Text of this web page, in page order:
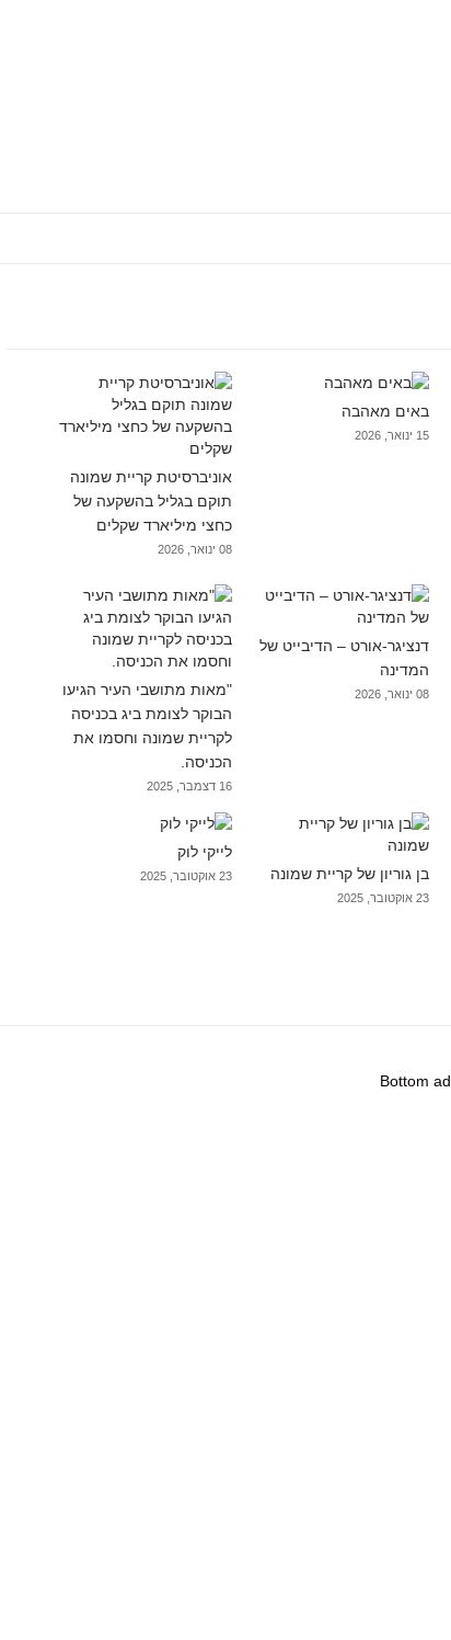
באים מאהבה
15 ינואר, 2026
אוניברסיטת קריית שמונה
תוקם בגליל בהשקעה של
כחצי מיליארד שקלים
08 ינואר, 2026
דנציגר-אורט – הדיבייט של
המדינה
08 ינואר, 2026
"מאות מתושבי העיר הגיעו
הבוקר לצומת ביג בכניסה
לקריית שמונה וחסמו את
הכניסה.
16 דצמבר, 2025
בן גוריון של קריית שמונה
23 אוקטובר, 2025
לייקי לוק
23 אוקטובר, 2025
Bottom ad